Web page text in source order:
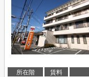
所在階 賃料